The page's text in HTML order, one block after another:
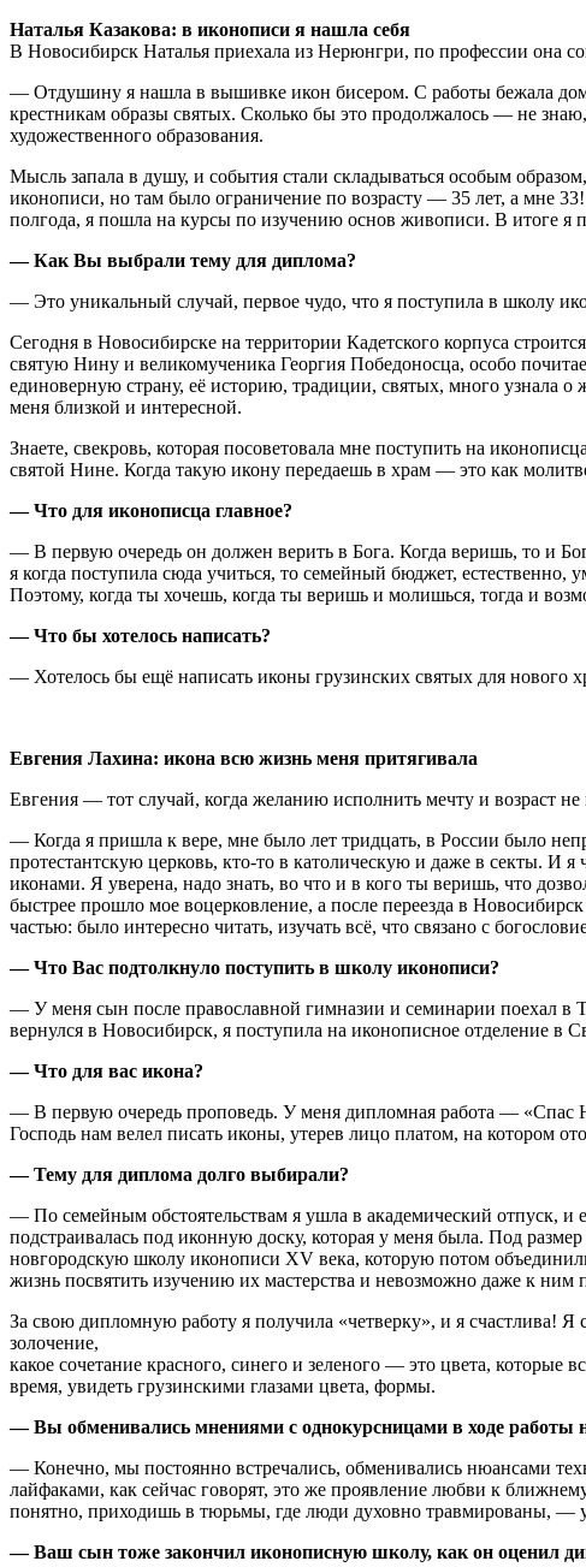
Наталья Казакова: в иконописи я нашла себя
В Новосибирск Наталья приехала из Нерюнгри, по профессии она
— Отдушину я нашла в вышивке икон бисером. С работы бежала
крестникам образы святых. Сколько бы это продолжалось — не
художественного образования.
Мысль запала в душу, и события стали складываться особым
иконописи, но там было ограничение по возрасту — 35 лет, а мне
полгода, я пошла на курсы по изучению основ живописи. В итоге я
— Как Вы выбрали тему для диплома?
— Это уникальный случай, первое чудо, что я поступила в школу
Сегодня в Новосибирске на территории Кадетского корпуса
святую Нину и великомученика Георгия Победоносца, особо
единоверную страну, её историю, традиции, святых, много узнала
меня близкой и интересной.
Знаете, свекровь, которая посоветовала мне поступить на
святой Нине. Когда такую икону передаешь в храм — это как
— Что для иконописца главное?
— В первую очередь он должен верить в Бога. Когда веришь, то и
я когда поступила сюда учиться, то семейный бюджет,
Поэтому, когда ты хочешь, когда ты веришь и молишься, тогда и
— Что бы хотелось написать?
— Хотелось бы ещё написать иконы грузинских святых для нового
Евгения Лахина: икона всю жизнь меня притягивала
Евгения — тот случай, когда желанию исполнить мечту и возраст
— Когда я пришла к вере, мне было лет тридцать, в России было
протестантскую церковь, кто-то в католическую и даже в секты. И я
иконами. Я уверена, надо знать, во что и в кого ты веришь, что
быстрее прошло мое воцерковление, а после переезда в
частью: было интересно читать, изучать всё, что связано с
— Что Вас подтолкнуло поступить в школу иконописи?
— У меня сын после православной гимназии и семинарии поехал в
вернулся в Новосибирск, я поступила на иконописное отделение в
— Что для вас икона?
— В первую очередь проповедь. У меня дипломная работа — «Спас
Господь нам велел писать иконы, утерев лицо платом, на котором
— Тему для диплома долго выбирали?
— По семейным обстоятельствам я ушла в академический отпуск, и
подстраивалась под иконную доску, которая у меня была. Под
новгородскую школу иконописи ХV века, которую потом
жизнь посвятить изучению их мастерства и невозможно даже к ним
За свою дипломную работу я получила «четверку», и я счастлива! Я
золочение,
какое сочетание красного, синего и зеленого — это цвета, которые
время, увидеть грузинскими глазами цвета, формы.
— Вы обменивались мнениями с однокурсницами в ходе работы
— Конечно, мы постоянно встречались, обменивались нюансами
лайфаками, как сейчас говорят, это же проявление любви к
понятно, приходишь в тюрьмы, где люди духовно травмированы, —
— Ваш сын тоже закончил иконописную школу, как он оценил